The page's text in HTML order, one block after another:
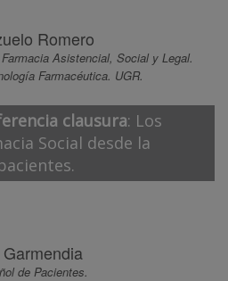
Romero
Asistencial, Social y Legal.
Farmacéutica. UGR.
clausura: Los
Social desde la
de Pacientes.